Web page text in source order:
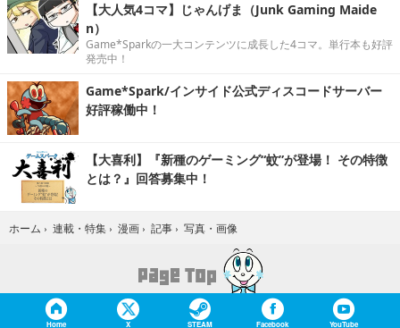
【大人気4コマ】じゃんげま（Junk Gaming Maide
n）
Game*Sparkの一大コンテンツに成長した4コマ。単行本も好評
発売中！
Game*Spark/インサイド公式ディスコードサーバー
好評稼働中！
【大喜利】『新種のゲーミング“蚊”が登場！ その特徴
とは？』回答募集中！
ホーム › 連載・特集 › 漫画 › 記事 › 写真・画像
Home X STEAM Facebook YouTube